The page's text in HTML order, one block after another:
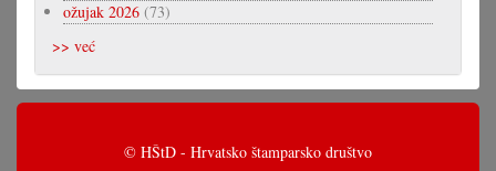
ožujak 2026 (73)
>> već
© HŠtD - Hrvatsko štamparsko društvo